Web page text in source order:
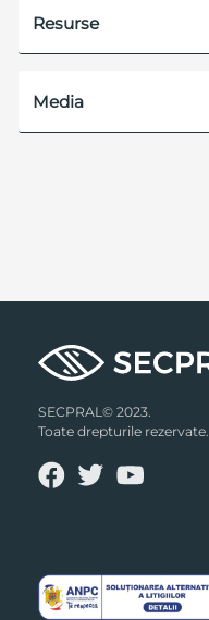
Resurse
Media
SECPRAL© 2023.
Toate drepturile rezervate.